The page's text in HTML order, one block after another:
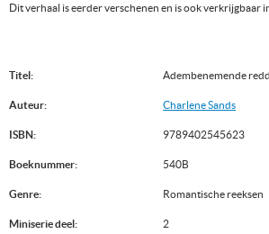
Dit verhaal is eerder verschenen en is ook verkrijgbaar
Titel: Adembenemende
Auteur: Charlene Sands
ISBN: 9789402545623
Boeknummer: 540B
Genre: Romantische reeksen
Miniserie deel: 2